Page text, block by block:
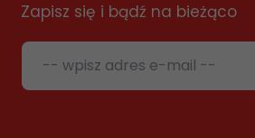
Zapisz się i bądź na bieżąco
-- wpisz adres e-mail --